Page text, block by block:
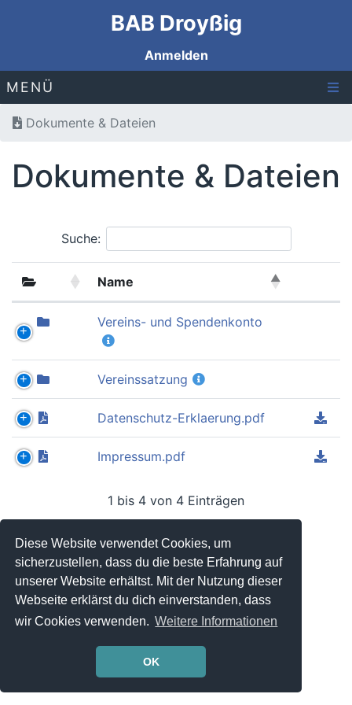
Diese Website verwendet Cookies, um
sicherzustellen, dass du die beste Erfahrung auf
unserer Website erhältst. Mit der Nutzung dieser
Webseite erklärst du dich einverstanden, dass
wir Cookies verwenden. Weitere Informationen
OK
BAB Droyßig
Anmelden
MENÜ
Dokumente & Dateien
Dokumente & Dateien
Suche:
Name
Vereins- und Spendenkonto
Vereinssatzung
Datenschutz-Erklaerung.pdf
Impressum.pdf
1 bis 4 von 4 Einträgen
Powered byAdmidio© Admidio Team